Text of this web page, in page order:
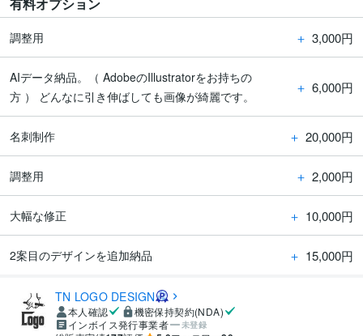
調整用 ＋ 3,000円
AIデータ納品。（ AdobeのIllustratorをお持ちの
方 ） どんなに引き伸ばしても画像が綺麗です。
＋ 6,000円
名刺制作 ＋ 20,000円
調整用 ＋ 2,000円
大幅な修正 ＋ 10,000円
2案目のデザインを追加納品 ＋ 15,000円
TN LOGO DESIGN
本人確認
機密保持契約(NDA)
インボイス発行事業者
未登録